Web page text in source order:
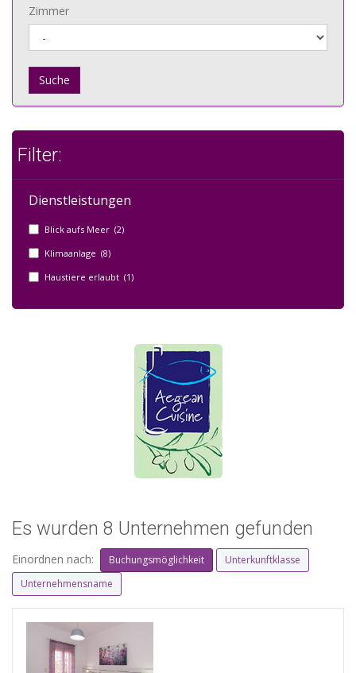
Zimmer
Suche
Filter:
Dienstleistungen
Blick aufs Meer (2)
Klimaanlage (8)
Haustiere erlaubt (1)
Es wurden 8 Unternehmen gefunden
Einordnen nach: Buchungsmöglichkeit
Unterkunftklasse
Unternehmensname